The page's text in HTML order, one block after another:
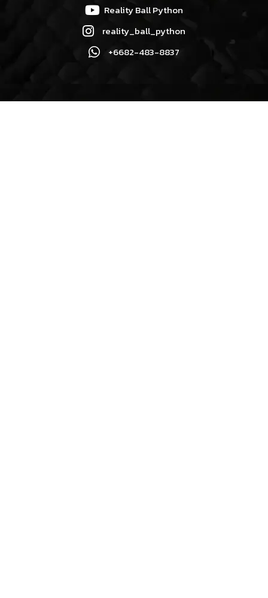
Reality Ball Python
reality_ball_python
+6682-483-8837